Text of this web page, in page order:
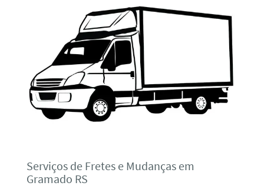
Serviços de Fretes e Mudanças em
Gramado RS